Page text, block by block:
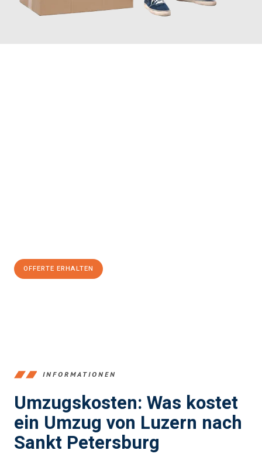
OFFERTE ERHALTEN
INFORMATIONEN
Umzugskosten: Was kostet
ein Umzug von Luzern nach
Sankt Petersburg